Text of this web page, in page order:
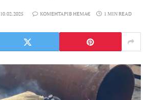
10.02.2025 КОМЕНТАРІВ НЕМАЄ 1 MIN READ